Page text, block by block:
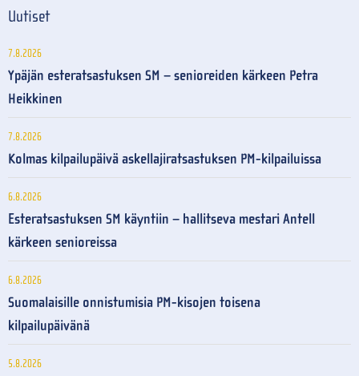
Uutiset
7.8.2026
Ypäjän esteratsastuksen SM – senioreiden kärkeen Petra
Heikkinen
7.8.2026
Kolmas kilpailupäivä askellajiratsastuksen PM-kilpailuissa
6.8.2026
Esteratsastuksen SM käyntiin – hallitseva mestari Antell
kärkeen senioreissa
6.8.2026
Suomalaisille onnistumisia PM-kisojen toisena
kilpailupäivänä
5.8.2026